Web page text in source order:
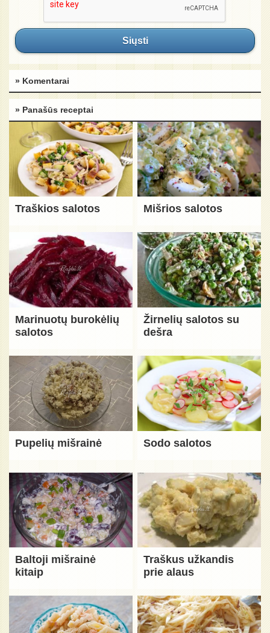
Siųsti
» Komentarai
» Panašūs receptai
Traškios salotos Mišrios salotos
Marinuotų burokėlių
salotos
Žirnelių salotos su
dešra
Pupelių mišrainė Sodo salotos
Baltoji mišrainė
kitaip
Traškus užkandis
prie alaus